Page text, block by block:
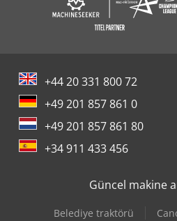
+44 20 331 800 72
+49 201 857 861 0
+49 201 857 861 80
+34 911 433 456
Güncel makine
Belediye traktörü